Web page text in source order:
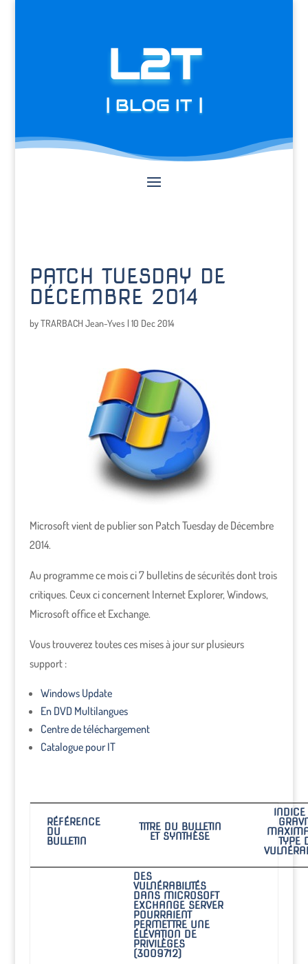
L2T
| BLOG IT |
PATCH TUESDAY DE
DÉCEMBRE 2014
byTRARBACH Jean-Yves | 10 Dec 2014
Microsoft vient de publier son Patch Tuesday de Décembre
2014.
Au programme ce mois ci 7 bulletins de sécurités dont trois
critiques. Ceux ci concernent Internet Explorer, Windows,
Microsoft office et Exchange.
Vous trouverez toutes ces mises à jour sur plusieurs
support :
Windows Update
En DVD Multilangues
Centre de téléchargement
Catalogue pour IT
RÉFÉRENCE
DU
BULLETIN
TITRE DU BULLETIN
ET SYNTHÈSE
TYPE
DES
VULNÉRABILITÉS
DANS MICROSOFT
EXCHANGE SERVER
POURRAIENT
PERMETTRE UNE
ÉLÉVATION DE
PRIVILÈGES
(3009712)